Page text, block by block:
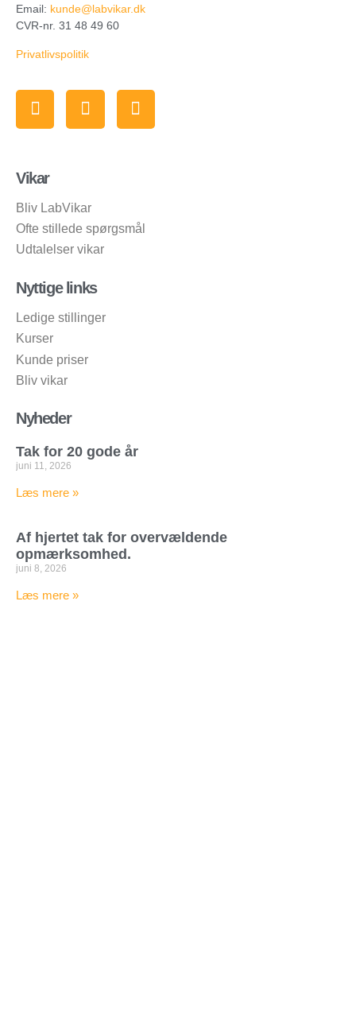
Email: kunde@labvikar.dk
CVR-nr. 31 48 49 60
Privatlivspolitik
Vikar
Bliv LabVikar
Ofte stillede spørgsmål
Udtalelser vikar
Nyttige links
Ledige stillinger
Kurser
Kunde priser
Bliv vikar
Nyheder
Tak for 20 gode år
juni 11, 2026
Læs mere »
Af hjertet tak for overvældende
opmærksomhed.
juni 8, 2026
Læs mere »